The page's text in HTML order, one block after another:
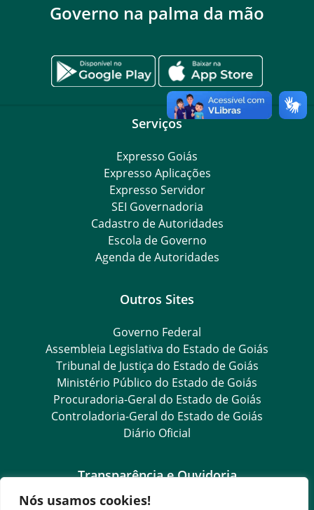
Nós usamos cookies!
Governo na palma da mão
Serviços
Expresso Goiás
Expresso Aplicações
Expresso Servidor
SEI Governadoria
Cadastro de Autoridades
Escola de Governo
Agenda de Autoridades
Outros Sites
Governo Federal
Assembleia Legislativa do Estado de Goiás
Tribunal de Justiça do Estado de Goiás
Ministério Público do Estado de Goiás
Procuradoria-Geral do Estado de Goiás
Controladoria-Geral do Estado de Goiás
Diário Oficial
Transparência e Ouvidoria